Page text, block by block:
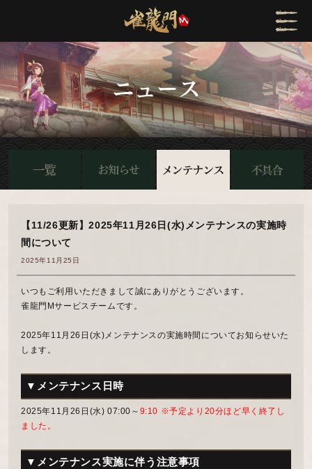
【11/26更新】2025年11月26日(水)メンテナンスの実施時
間について
2025年11月25日
いつもご利用いただきまして誠にありがとうございます。
雀龍門Mサービスチームです。
2025年11月26日(水)メンテナンスの実施時間についてお知らせいた
します。
▼メンテナンス日時
2025年11月26日(水) 07:00～ 9:10 ※予定より20分ほど早く終了し
ました。
▼メンテナンス実施に伴う注意事項